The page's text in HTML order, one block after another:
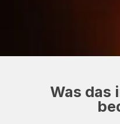
Was das